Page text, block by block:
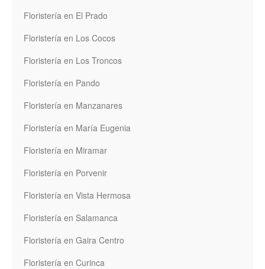
Floristería en El Prado
Floristería en Los Cocos
Floristería en Los Troncos
Floristería en Pando
Floristería en Manzanares
Floristería en María Eugenia
Floristería en Miramar
Floristería en Porvenir
Floristería en Vista Hermosa
Floristería en Salamanca
Floristería en Gaira Centro
Floristería en Curinca